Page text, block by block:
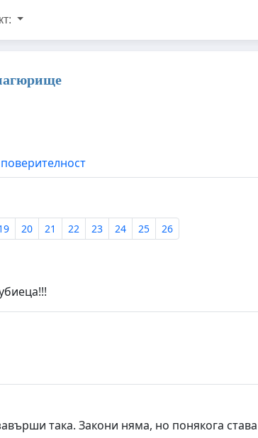
20 21 22 23 24 25 26
така. Закони няма, но понякога